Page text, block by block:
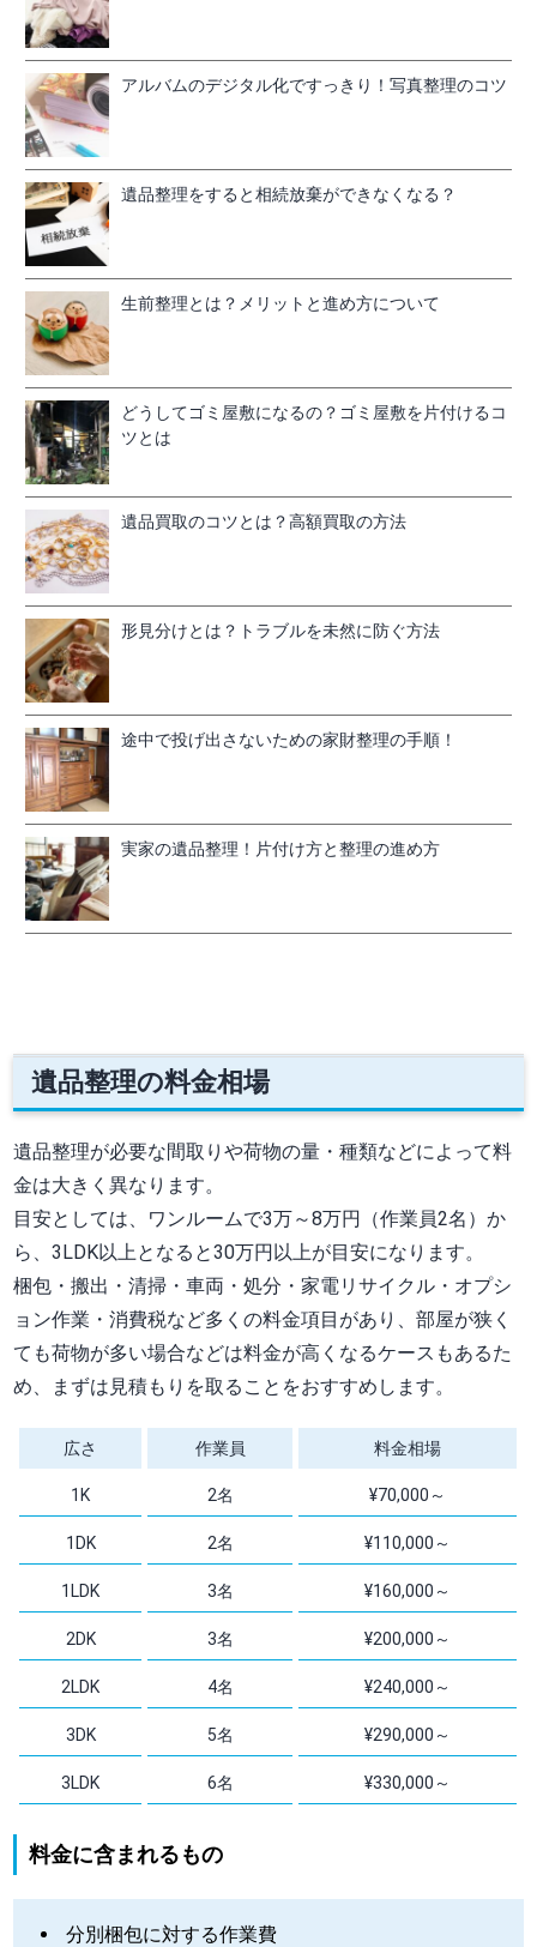
アルバムのデジタル化ですっきり！写真整理のコツ
遺品整理をすると相続放棄ができなくなる？
生前整理とは？メリットと進め方について
どうしてゴミ屋敷になるの？ゴミ屋敷を片付けるコ
ツとは
遺品買取のコツとは？高額買取の方法
形見分けとは？トラブルを未然に防ぐ方法
途中で投げ出さないための家財整理の手順！
実家の遺品整理！片付け方と整理の進め方
遺品整理の料金相場
遺品整理が必要な間取りや荷物の量・種類などによって料
金は大きく異なります。
目安としては、ワンルームで3万～8万円（作業員2名）か
ら、3LDK以上となると30万円以上が目安になります。
梱包・搬出・清掃・車両・処分・家電リサイクル・オプシ
ョン作業・消費税など多くの料金項目があり、部屋が狭く
ても荷物が多い場合などは料金が高くなるケースもあるた
め、まずは見積もりを取ることをおすすめします。
広さ 作業員 料金相場
1K 2名 ¥70,000～
1DK 2名 ¥110,000～
1LDK 3名 ¥160,000～
2DK 3名 ¥200,000～
2LDK 4名 ¥240,000～
3DK 5名 ¥290,000～
3LDK 6名 ¥330,000～
料金に含まれるもの
分別梱包に対する作業費